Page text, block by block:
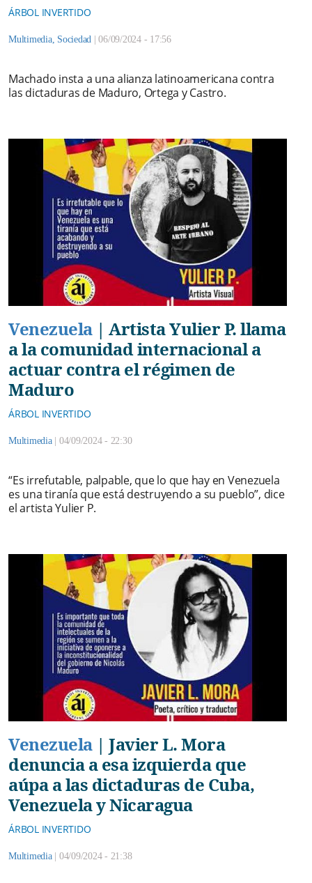
ÁRBOL INVERTIDO
Multimedia, Sociedad |06/09/2024 - 17:56
Machado insta a una alianza latinoamericana contra
las dictaduras de Maduro, Ortega y Castro.
Venezuela| Artista Yulier P. llama
a la comunidad internacional a
actuar contra el régimen de
Maduro
ÁRBOL INVERTIDO
Multimedia | 04/09/2024 - 22:30
“Es irrefutable, palpable, que lo que hay en Venezuela
es una tiranía que está destruyendo a su pueblo”, dice
el artista Yulier P.
Venezuela| Javier L. Mora
denuncia a esa izquierda que
aúpa a las dictaduras de Cuba,
Venezuela y Nicaragua
ÁRBOL INVERTIDO
Multimedia | 04/09/2024 - 21:38